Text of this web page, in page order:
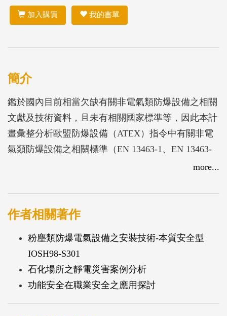
加入購買 我的書單
簡介
鑑於國內目前相當欠缺有關非電氣類防爆設備之相關
文獻及技術資料，且未有相關國家標準等，因此本計
畫彙整分析歐盟防爆設備（ATEX）指令中有關非電
氣類防爆設備之相關標準（EN 13463-1、EN 13463-
2、EN 13463-3、EN 13463-5、EN 13463-6、EN
等特定標準 (EN 1755、EN 14492-2、NFPA 505、UL
583、UL 558)。
目前有限制流動外殼保護型、耐壓外殼保護型、構造
安全保護型、控制點火源保護型及浸入液體保護型5
種；（2）國際標準組織（ISO）與國際電工委員會
（IEC）目前也已公告ISO/IEC 80079系列之非電氣類
防爆設備構造標準草案，包含與歐盟類似之構造安全
more...
作者相關著作
粉塵類防爆電氣設備之安裝技術-本質安全型
IOSH98-S301
石化場所之靜電災害案例分析
功能安全在職業安全之應用探討